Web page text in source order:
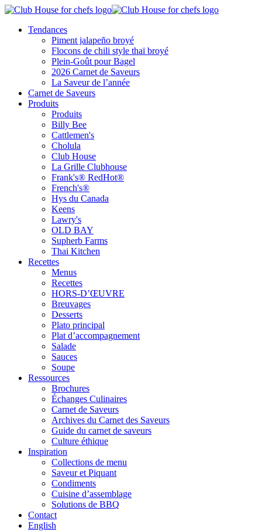
Tendances
Piment jalapeño broyé
Flocons de chili style thaï broyé
Plein-Goût pour Bagel
2026 Carnet de Saveurs
La Saveur de l’année
Carnet de Saveurs
Produits
Produits
Billy Bee
Cattlemen's
Cholula
Club House
La Grille Clubhouse
Frank's® RedHot®
French's®
Hys du Canada
Keens
Lawry's
OLD BAY
Supherb Farms
Thai Kitchen
Recettes
Menus
Recettes
HORS-D’ŒUVRE
Breuvages
Desserts
Plato principal
Plat d’accompagnement
Salade
Sauces
Soupe
Ressources
Brochures
Échanges Culinaires
Carnet de Saveurs
Archives du Carnet des Saveurs
Guide du carnet de saveurs
Culture éthique
Inspiration
Collections de menu
Saveur et Piquant
Condiments
Cuisine d’assemblage
Solutions de BBQ
Contact
English